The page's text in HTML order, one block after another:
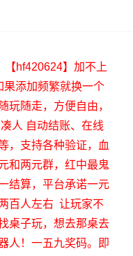
hf420624】加不上
添加频繁就换一个
玩随走，方便自由，
人 自动结账、在线
，支持各种验证，血
和两元群，红中最鬼
结算，平台承诺一元
百人左右 让玩家不
桌子玩，想去那桌去
人！一五九奖码。即